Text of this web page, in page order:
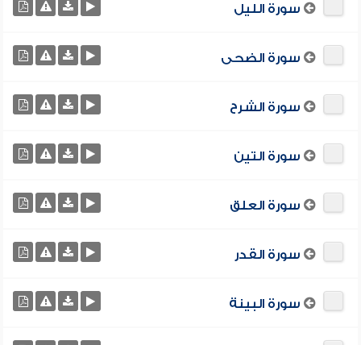
سورة الليل
سورة الضحى
سورة الشرح
سورة التين
سورة العلق
سورة القدر
سورة البينة